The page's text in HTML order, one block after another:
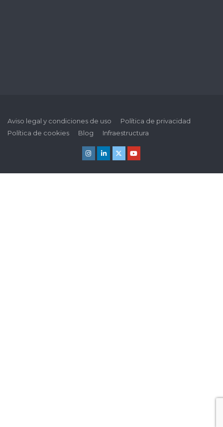
Aviso legal y condiciones de uso
Política de privacidad
Política de cookies
Blog Infraestructura